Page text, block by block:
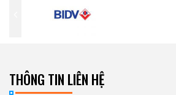
THÔNG TIN LIÊN HỆ